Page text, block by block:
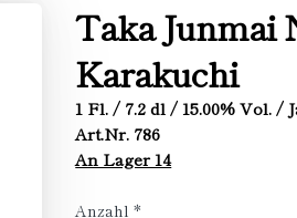
Taka Junmai
Karakuchi
1 Fl. / 7.2 dl / 15.00% Vol. /
Art.Nr. 786
An Lager 14
Anzahl *